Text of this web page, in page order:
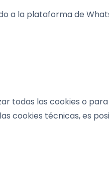
a la plataforma de
todas las cookies o
cookies técnicas, es